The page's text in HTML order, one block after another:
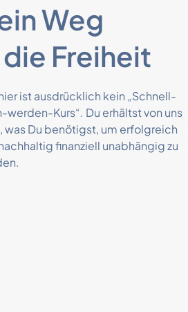
Weg
die Freiheit
ist ausdrücklich kein „Schnell-
werden-Kurs“. Du erhältst von uns
was Du benötigst, um erfolgreich
finanziell unabhängig zu